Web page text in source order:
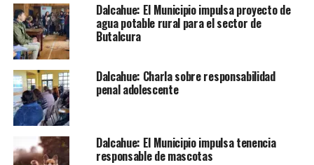
Dalcahue: El Municipio impulsa proyecto de
agua potable rural para el sector de
Butalcura
Dalcahue: Charla sobre responsabilidad
penal adolescente
Dalcahue: El Municipio impulsa tenencia
responsable de mascotas